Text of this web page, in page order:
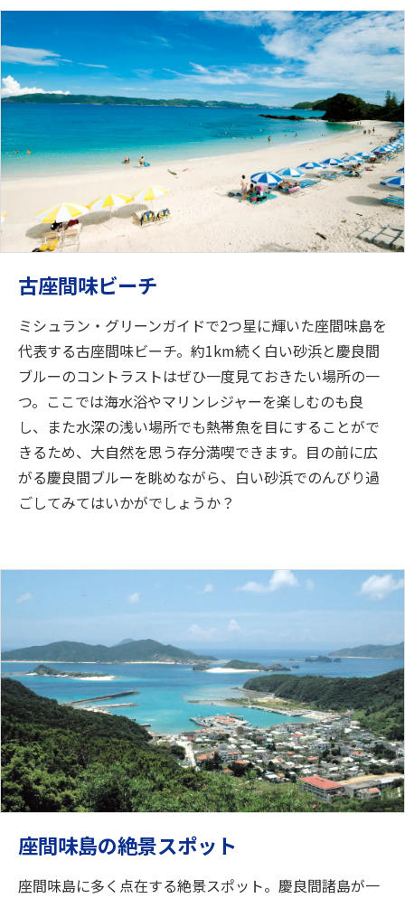
古座間味ビーチ
ミシュラン・グリーンガイドで2つ星に輝いた座間味島を
代表する古座間味ビーチ。約1km続く白い砂浜と慶良間
ブルーのコントラストはぜひ一度見ておきたい場所の一
つ。ここでは海水浴やマリンレジャーを楽しむのも良
し、また水深の浅い場所でも熱帯魚を目にすることがで
きるため、大自然を思う存分満喫できます。目の前に広
がる慶良間ブルーを眺めながら、白い砂浜でのんびり過
ごしてみてはいかがでしょうか？
座間味島の絶景スポット
座間味島に多く点在する絶景スポット。慶良間諸島が一